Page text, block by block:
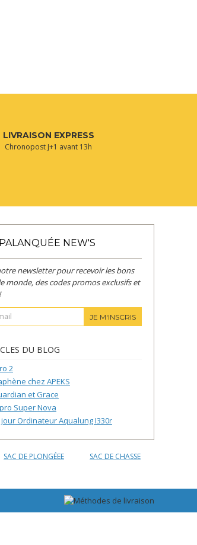
LIVRAISON EXPRESS
Chronopost J+1 avant 13h
NEW'S
newsletter pour recevoir les bons
monde, des codes promos exclusifs et
JE M'INSCRIS
DU BLOG
2
chez APEKS
et Grace
Super Nova
Ordinateur Aqualung I330r
SAC DE PLONGÉEE
SAC DE CHASSE